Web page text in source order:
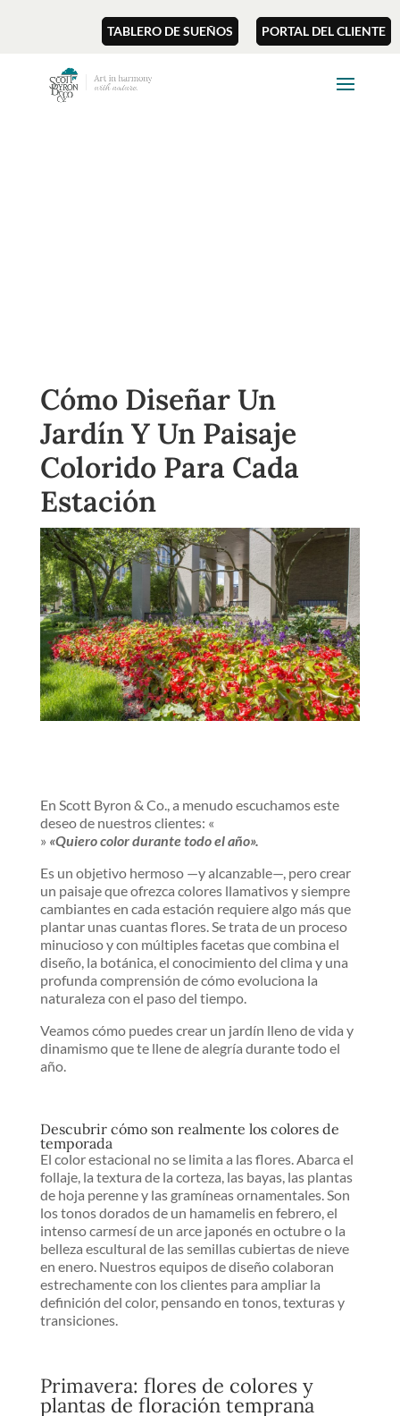
TABLERO DE SUEÑOS PORTAL DEL CLIENTE
Cómo Diseñar Un
Jardín Y Un Paisaje
Colorido Para Cada
Estación
En Scott Byron & Co., a menudo escuchamos este
deseo de nuestros clientes: «
» «Quiero color durante todo el año».
Es un objetivo hermoso —y alcanzable—, pero crear
un paisaje que ofrezca colores llamativos y siempre
cambiantes en cada estación requiere algo más que
plantar unas cuantas flores. Se trata de un proceso
minucioso y con múltiples facetas que combina el
diseño, la botánica, el conocimiento del clima y una
profunda comprensión de cómo evoluciona la
naturaleza con el paso del tiempo.
Veamos cómo puedes crear un jardín lleno de vida y
dinamismo que te llene de alegría durante todo el
año.
Descubrir cómo son realmente los colores de
temporada
El color estacional no se limita a las flores. Abarca el
follaje, la textura de la corteza, las bayas, las plantas
de hoja perenne y las gramíneas ornamentales. Son
los tonos dorados de un hamamelis en febrero, el
intenso carmesí de un arce japonés en octubre o la
belleza escultural de las semillas cubiertas de nieve
en enero. Nuestros equipos de diseño colaboran
estrechamente con los clientes para ampliar la
definición del color, pensando en tonos, texturas y
transiciones.
Primavera: flores de colores y
plantas de floración temprana